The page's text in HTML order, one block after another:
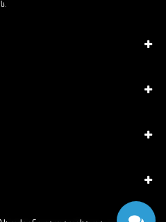
.